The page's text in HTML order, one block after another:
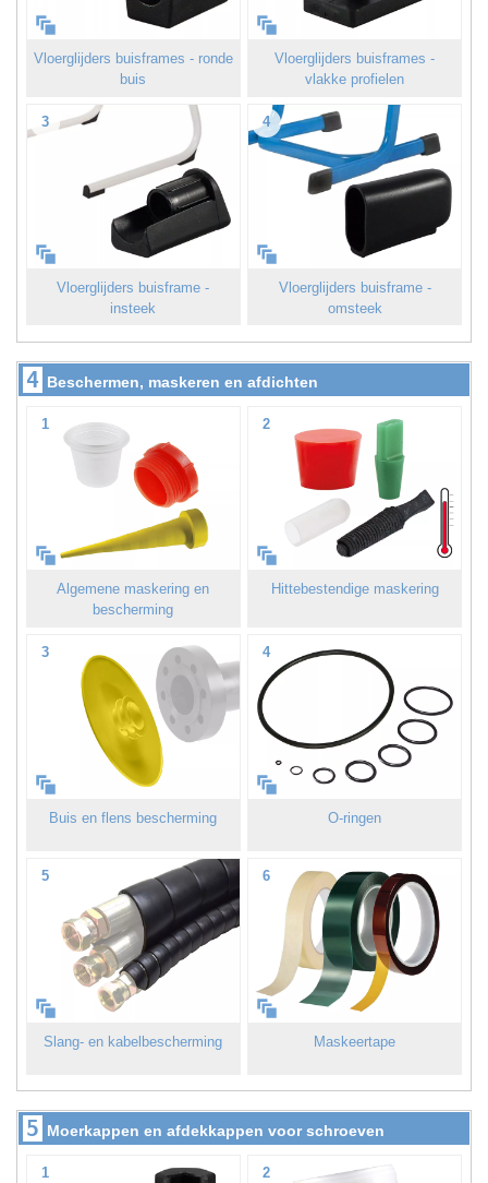
Vloerglijders buisframes - ronde
buis
Vloerglijders buisframes -
vlakke profielen
3
Vloerglijders buisframe -
insteek
4
Vloerglijders buisframe -
omsteek
4 Beschermen, maskeren en afdichten
1
Algemene maskering en
bescherming
2
Hittebestendige maskering
3
Buis en flens bescherming
4
O-ringen
5
Slang- en kabelbescherming
6
Maskeertape
5 Moerkappen en afdekkappen voor schroeven
1 2